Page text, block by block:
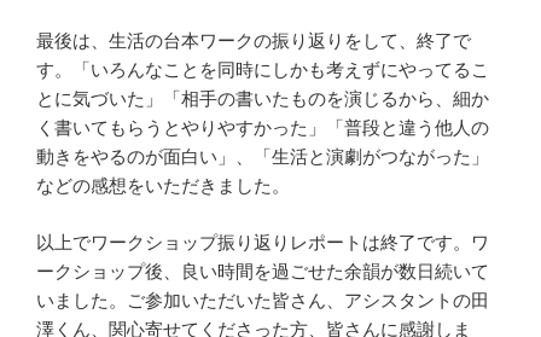
最後は、生活の台本ワークの振り返りをして、終了で
す。「いろんなことを同時にしかも考えずにやってるこ
とに気づいた」「相手の書いたものを演じるから、細か
く書いてもらうとやりやすかった」「普段と違う他人の
動きをやるのが面白い」、「生活と演劇がつながった」
などの感想をいただきました。
以上でワークショップ振り返りレポートは終了です。ワ
ークショップ後、良い時間を過ごせた余韻が数日続いて
いました。ご参加いただいた皆さん、アシスタントの田
澤くん、関心寄せてくださった方、皆さんに感謝しま